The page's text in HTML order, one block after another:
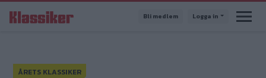
till
Bli medlem Logga in
ÅRETS KLASSIKER